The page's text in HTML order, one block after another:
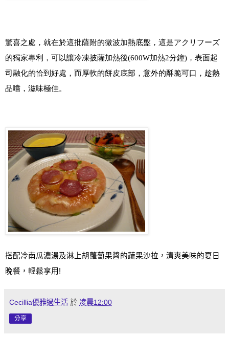
驚喜之處，就在於這批薩附的微波加熱底盤，這是アクリフーズ
的獨家專利，可以讓冷凍披薩加熱後(600W加熱2分鐘) ，表面起
司融化的恰到好處，而厚軟的餅皮底部 ， 意外的酥脆可口 ，趁熱
品嚐，滋味極佳。
搭配冷南瓜濃湯及淋上胡蘿蔔果醬的蔬果沙拉，清爽美味的夏日
晚餐，輕鬆享用 !
Cecillia優雅過生活 於 凌晨12:00
分享